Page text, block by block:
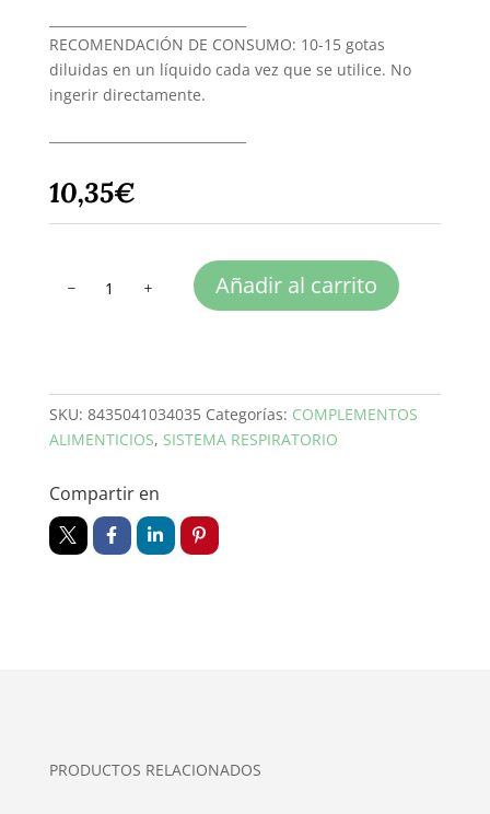
RECOMENDACIÓN DE CONSUMO: 10-15 gotas
diluidas en un líquido cada vez que se utilice. No
ingerir directamente.
10,35€
cantidad
Añadir al carrito
SKU: 8435041034035 Categorías: COMPLEMENTOS
ALIMENTICIOS, SISTEMA RESPIRATORIO
Compartir en
PRODUCTOS RELACIONADOS